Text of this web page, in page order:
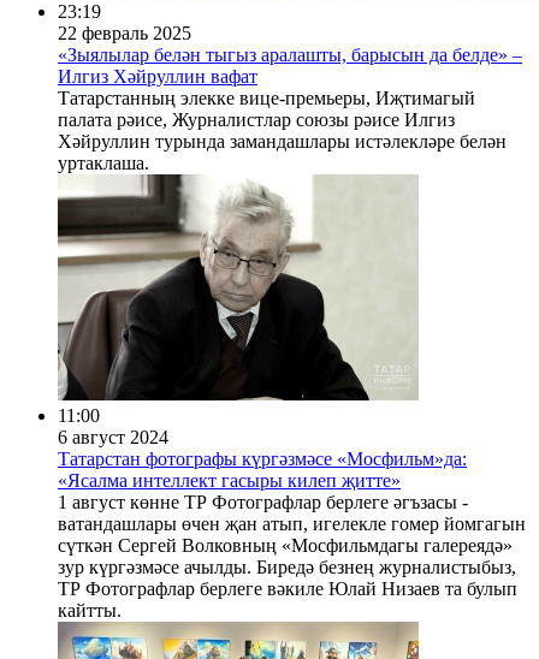
23:19
22 февраль 2025
«Зыялылар белән тыгыз аралашты, барысын да белде» –
Илгиз Хәйруллин вафат
Татарстанның элекке вице-премьеры, Иҗтимагый
палата рәисе, Журналистлар союзы рәисе Илгиз
Хәйруллин турында замандашлары истәлекләре белән
уртаклаша.
11:00
6 август 2024
Татарстан фотографы күргәзмәсе «Мосфильм»да:
«Ясалма интеллект гасыры килеп җитте»
1 август көнне ТР Фотографлар берлеге әгъзасы -
ватандашлары өчен җан атып, игелекле гомер йомгагын
сүткән Сергей Волковның «Мосфильмдагы галереядә»
зур күргәзмәсе ачылды. Биредә безнең журналистыбыз,
ТР Фотографлар берлеге вәкиле Юлай Низаев та булып
кайтты.